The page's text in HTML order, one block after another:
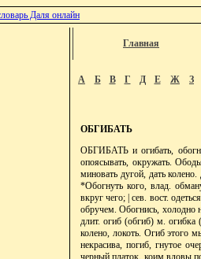
Главная
А Б В Г Д Е Ж З
ОБГИБАТЬ
ОБГИБАТЬ и огибать,
опоясывать, окружать.
миновать дугой, дать
*Обогнуть кого, влад.
вкруг чего; | сев. вост.
обручем. Обогнись, холодно
длит. огиб (обгиб) м. огибка
колено, локоть. Огиб этого
некрасива, погиб, гнутое
черный платок, коим вдовы